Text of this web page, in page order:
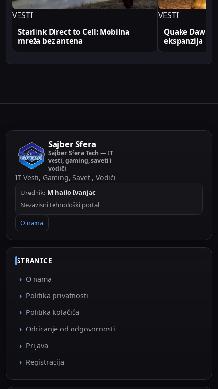
VESTI
Starlink Direct to Cell: Mobilna
mreža bez antena
VESTI
Quake Dawn
ekspanzija
Sajber Sfera
Sajber Sfera Tech — IT
vesti, gaming, saveti i
vodiči
IT Vesti, Gaming, Saveti, Vodiči
Urednik: Mihailo Ivanjac
Nezavisni tehnološki portal
O nama
STRANICE
O nama
Politika privatnosti
Politika kolačića
Odricanje od odgovornosti
Prijava
Registracija